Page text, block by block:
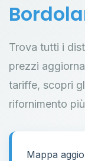
Trova tutti i
prezzi
tariffe, scopri
rifornimento
Mappa